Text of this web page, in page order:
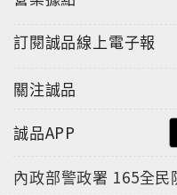
訂閱誠品線上電子報
關注誠品
誠品APP
內政部警政署 165全民